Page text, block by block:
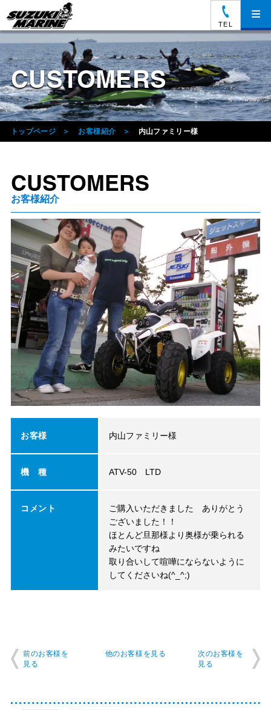
TEL
≡
CUSTOMERS
トップページ お客様紹介 内山ファミリー様
CUSTOMERS
お客様紹介
お客様 内山ファミリー様
機 種 ATV-50 LTD
コメント
ご購入いただきました ありがとう
ございました！！
ほとんど旦那様より奥様が乗られる
みたいですね
取り合いして喧嘩にならないように
してくださいね(^_^;)
前のお客様を
見る
他のお客様を見る
次のお客様を
見る